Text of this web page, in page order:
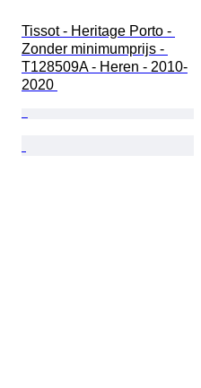
Tissot - Heritage Porto -
Zonder minimumprijs -
T128509A - Heren - 2010-
2020